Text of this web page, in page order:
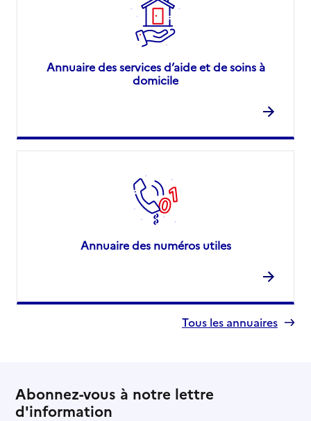
Annuaire des services d’aide et de soins à
domicile
Annuaire des numéros utiles
Tous les annuaires
Abonnez-vous à notre lettre
d'information